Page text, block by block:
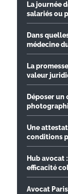
La journée
salariés ou
Dans
médecine
La
valeur
Déposer
Une
conditions
Hub avocat
efficacité
Avocat